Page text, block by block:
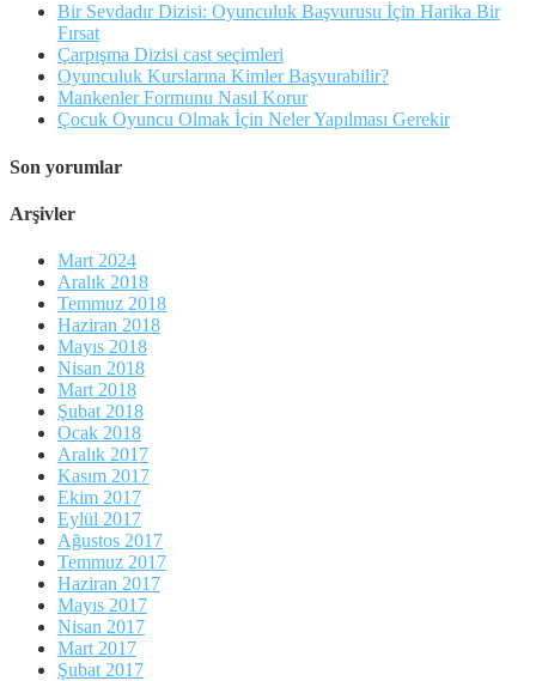
Bir Sevdadır Dizisi: Oyunculuk Başvurusu İçin Harika Bir
Fırsat
Çarpışma Dizisi cast seçimleri
Oyunculuk Kurslarına Kimler Başvurabilir?
Mankenler Formunu Nasıl Korur
Çocuk Oyuncu Olmak İçin Neler Yapılması Gerekir
Son yorumlar
Arşivler
Mart 2024
Aralık 2018
Temmuz 2018
Haziran 2018
Mayıs 2018
Nisan 2018
Mart 2018
Şubat 2018
Ocak 2018
Aralık 2017
Kasım 2017
Ekim 2017
Eylül 2017
Ağustos 2017
Temmuz 2017
Haziran 2017
Mayıs 2017
Nisan 2017
Mart 2017
Şubat 2017